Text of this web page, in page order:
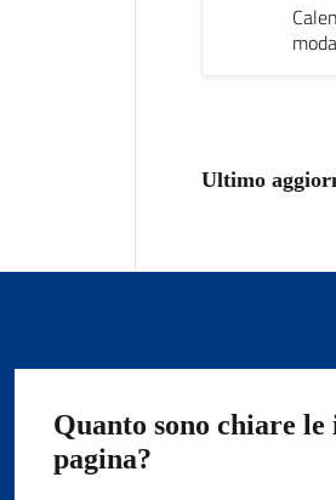
Ultimo
Quanto sono chiare
pagina?